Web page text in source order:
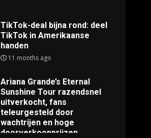
TikTok-deal bijna rond: deel
TikTok in Amerikaanse
handen
11 months ago
Ariana Grande’s Eternal
Sunshine Tour razendsnel
uitverkocht, fans
teleurgesteld door
wachtrijen en hoge
doorverkoopprijzen